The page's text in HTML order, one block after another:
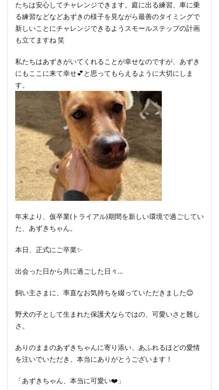
たちは安心してチャレンジできます。庭に出る練習、車に乗
る練習などなどあずきの様子を見ながら最善のタイミングで
新しいことにチャレンジできるようスモールステップの計画
も立てますね 笑
私たちはあずきがいてくれることが幸せなのですが、あずき
にもここに来て幸せ💕と思ってもらえるように大切にしま
す。
年末より、仮卒業(トライアル)期間を新しい環境で過ごしてい
た、あずきちゃん。
本日、正式にご卒業✨
出会った日から共に過ごした日々…
飼い主さまに、率直なお気持ちを綴っていただきました😊
野犬の子として生まれた保護犬ならではの、可愛いさと難し
さ。
ありのままのあずきちゃんに寄り添い、あふれるほどの愛情
を注いでいただき、本当にありがとうございます！
「あずきちゃん、本当に可愛い❤️」